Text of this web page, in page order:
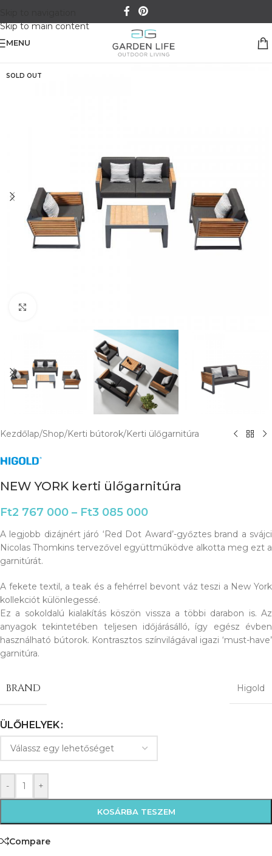
Skip to main content
MENU
SOLD OUT
Kezdőlap/Shop/Kerti bútorok/Kerti ülőgarnitúra
NEW YORK kerti ülőgarnitúra
Ft2 767 000 – Ft3 085 000
A legjobb dizájnért járó ‘Red Dot Award’-győztes brand a svájci
Nicolas Thomkins tervezővel együttműködve alkotta meg ezt a
garnitúrát.
A fekete textil, a teak és a fehérrel bevont váz teszi a New York
kollekciót különlegessé.
Ez a sokoldalú kialakítás köszön vissza a többi darabon is. Az
anyagok tekintetében teljesen időjárásálló, így egész évben
használható bútorok. Kontrasztos színvilágával igazi ‘must-have’
garnitúra.
BRAND Higold
ÜLŐHELYEK
- +
KOSÁRBA TESZEM
Compare